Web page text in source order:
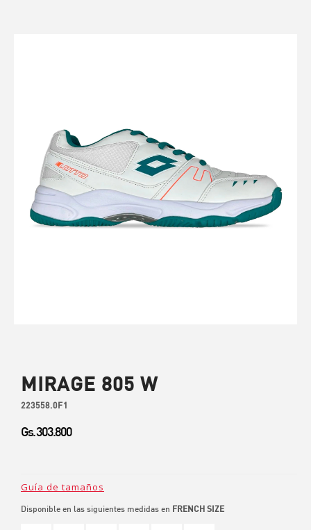
MIRAGE 805 W
223558.0F1
Gs. 303.800
Guía de tamaños
Disponible en las siguientes medidas en FRENCH SIZE